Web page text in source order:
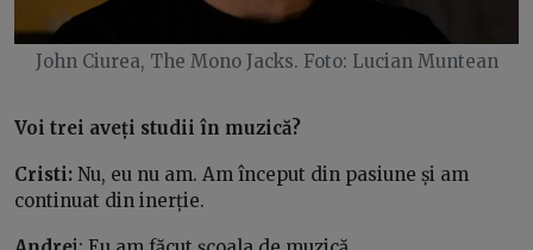
John Ciurea, The Mono Jacks. Foto: Lucian Muntean
Voi trei aveți studii în muzică?
Cristi: Nu, eu nu am. Am început din pasiune și am
continuat din inerție.